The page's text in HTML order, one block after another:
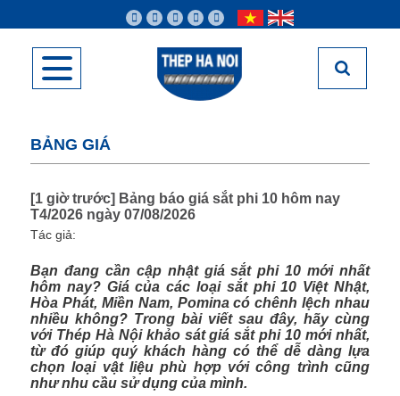
BẢNG GIÁ
[1 giờ trước] Bảng báo giá sắt phi 10 hôm nay
T4/2026 ngày 07/08/2026
Tác giả:
Bạn đang cần cập nhật giá sắt phi 10 mới nhất
hôm nay? Giá của các loại sắt phi 10 Việt Nhật,
Hòa Phát, Miền Nam, Pomina có chênh lệch nhau
nhiều không? Trong bài viết sau đây, hãy cùng
với Thép Hà Nội khảo sát giá sắt phi 10 mới nhất,
từ đó giúp quý khách hàng có thể dễ dàng lựa
chọn loại vật liệu phù hợp với công trình cũng
như nhu cầu sử dụng của mình.